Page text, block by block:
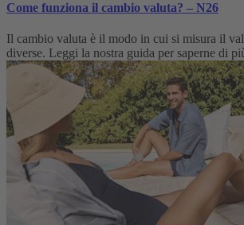
Come funziona il cambio valuta? – N26
Il cambio valuta è il modo in cui si misura il
diverse. Leggi la nostra guida per saperne di